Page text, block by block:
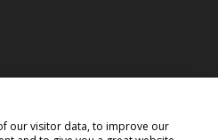
our visitor data, to improve our